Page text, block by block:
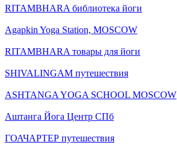
RITAMBHARA библиотека йоги
Agapkin Yoga Station, MOSCOW
RITAMBHARA товары для йоги
SHIVALINGAM путешествия
ASHTANGA YOGA SCHOOL MOSCOW
Аштанга Йога Центр СПб
ГОАЧАРТЕР путешествия